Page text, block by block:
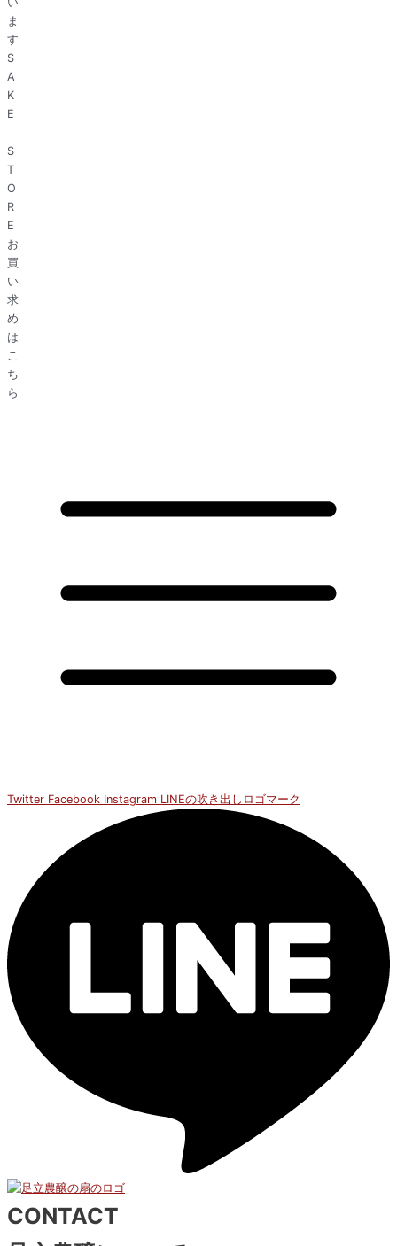
ま
す
S
A
K
E
S
T
O
R
E
お
買
い
求
め
は
こ
ち
ら
Twitter Facebook Instagram LINEの吹き出しロゴマーク
CONTACT